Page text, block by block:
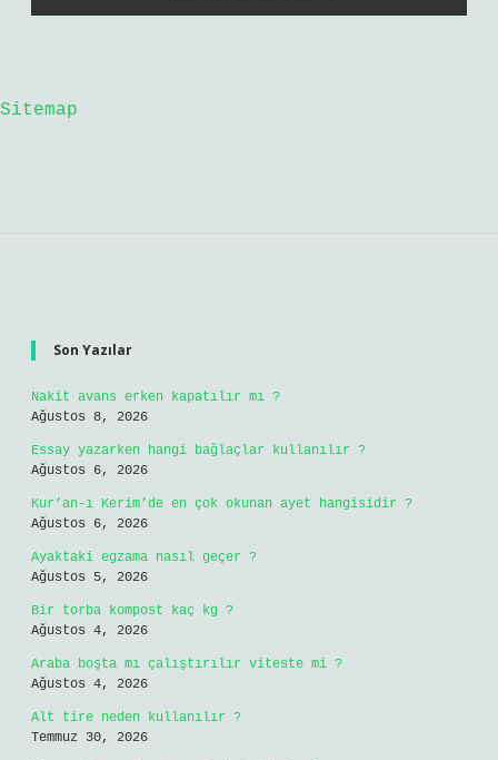
Sitemap
Son Yazılar
Nakit avans erken kapatılır mı ?
Ağustos 8, 2026
Essay yazarken hangi bağlaçlar kullanılır ?
Ağustos 6, 2026
Kur’an-ı Kerim’de en çok okunan ayet hangisidir ?
Ağustos 6, 2026
Ayaktaki egzama nasıl geçer ?
Ağustos 5, 2026
Bir torba kompost kaç kg ?
Ağustos 4, 2026
Araba boşta mı çalıştırılır viteste mi ?
Ağustos 4, 2026
Alt tire neden kullanılır ?
Temmuz 30, 2026